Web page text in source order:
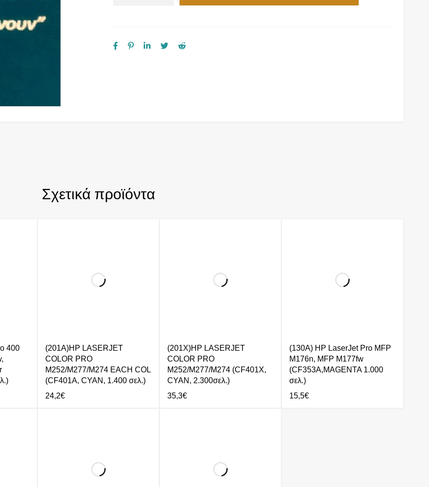
Σχετικά προϊόντα
400
(201A)HP LASERJET
COLOR PRO
M252/M277/M274 EACH COL
(CF401A, CYAN, 1.400 σελ.)
24,2€
(201X)HP LASERJET
COLOR PRO
M252/M277/M274 (CF401X,
CYAN, 2.300σελ.)
35,3€
(130A) HP LaserJet Pro MFP
M176n, MFP M177fw
(CF353A,MAGENTA 1.000
σελ.)
15,5€